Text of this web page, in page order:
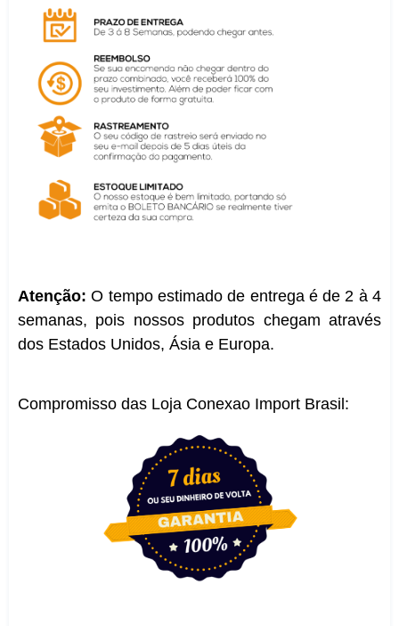
Atenção: O tempo estimado de entrega é de 2 à 4
semanas, pois nossos produtos chegam através
dos Estados Unidos, Ásia e Europa.
Compromisso das Loja Conexao Import Brasil: